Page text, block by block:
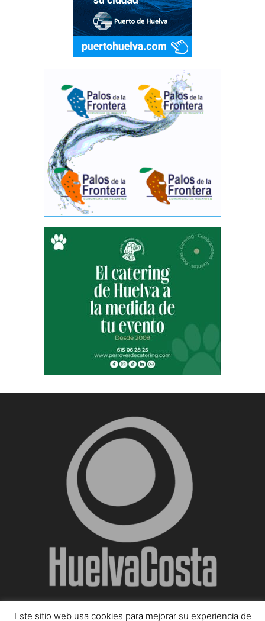
Este sitio web usa cookies para mejorar su experiencia de